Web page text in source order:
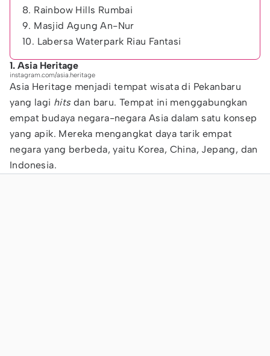
8. Rainbow Hills Rumbai
9. Masjid Agung An-Nur
10. Labersa Waterpark Riau Fantasi
1. Asia Heritage
instagram.com/asia.heritage
Asia Heritage menjadi tempat wisata di Pekanbaru
yang lagi hitsdan baru. Tempat ini menggabungkan
empat budaya negara-negara Asia dalam satu konsep
yang apik. Mereka mengangkat daya tarik empat
negara yang berbeda, yaitu Korea, China, Jepang, dan
Indonesia.